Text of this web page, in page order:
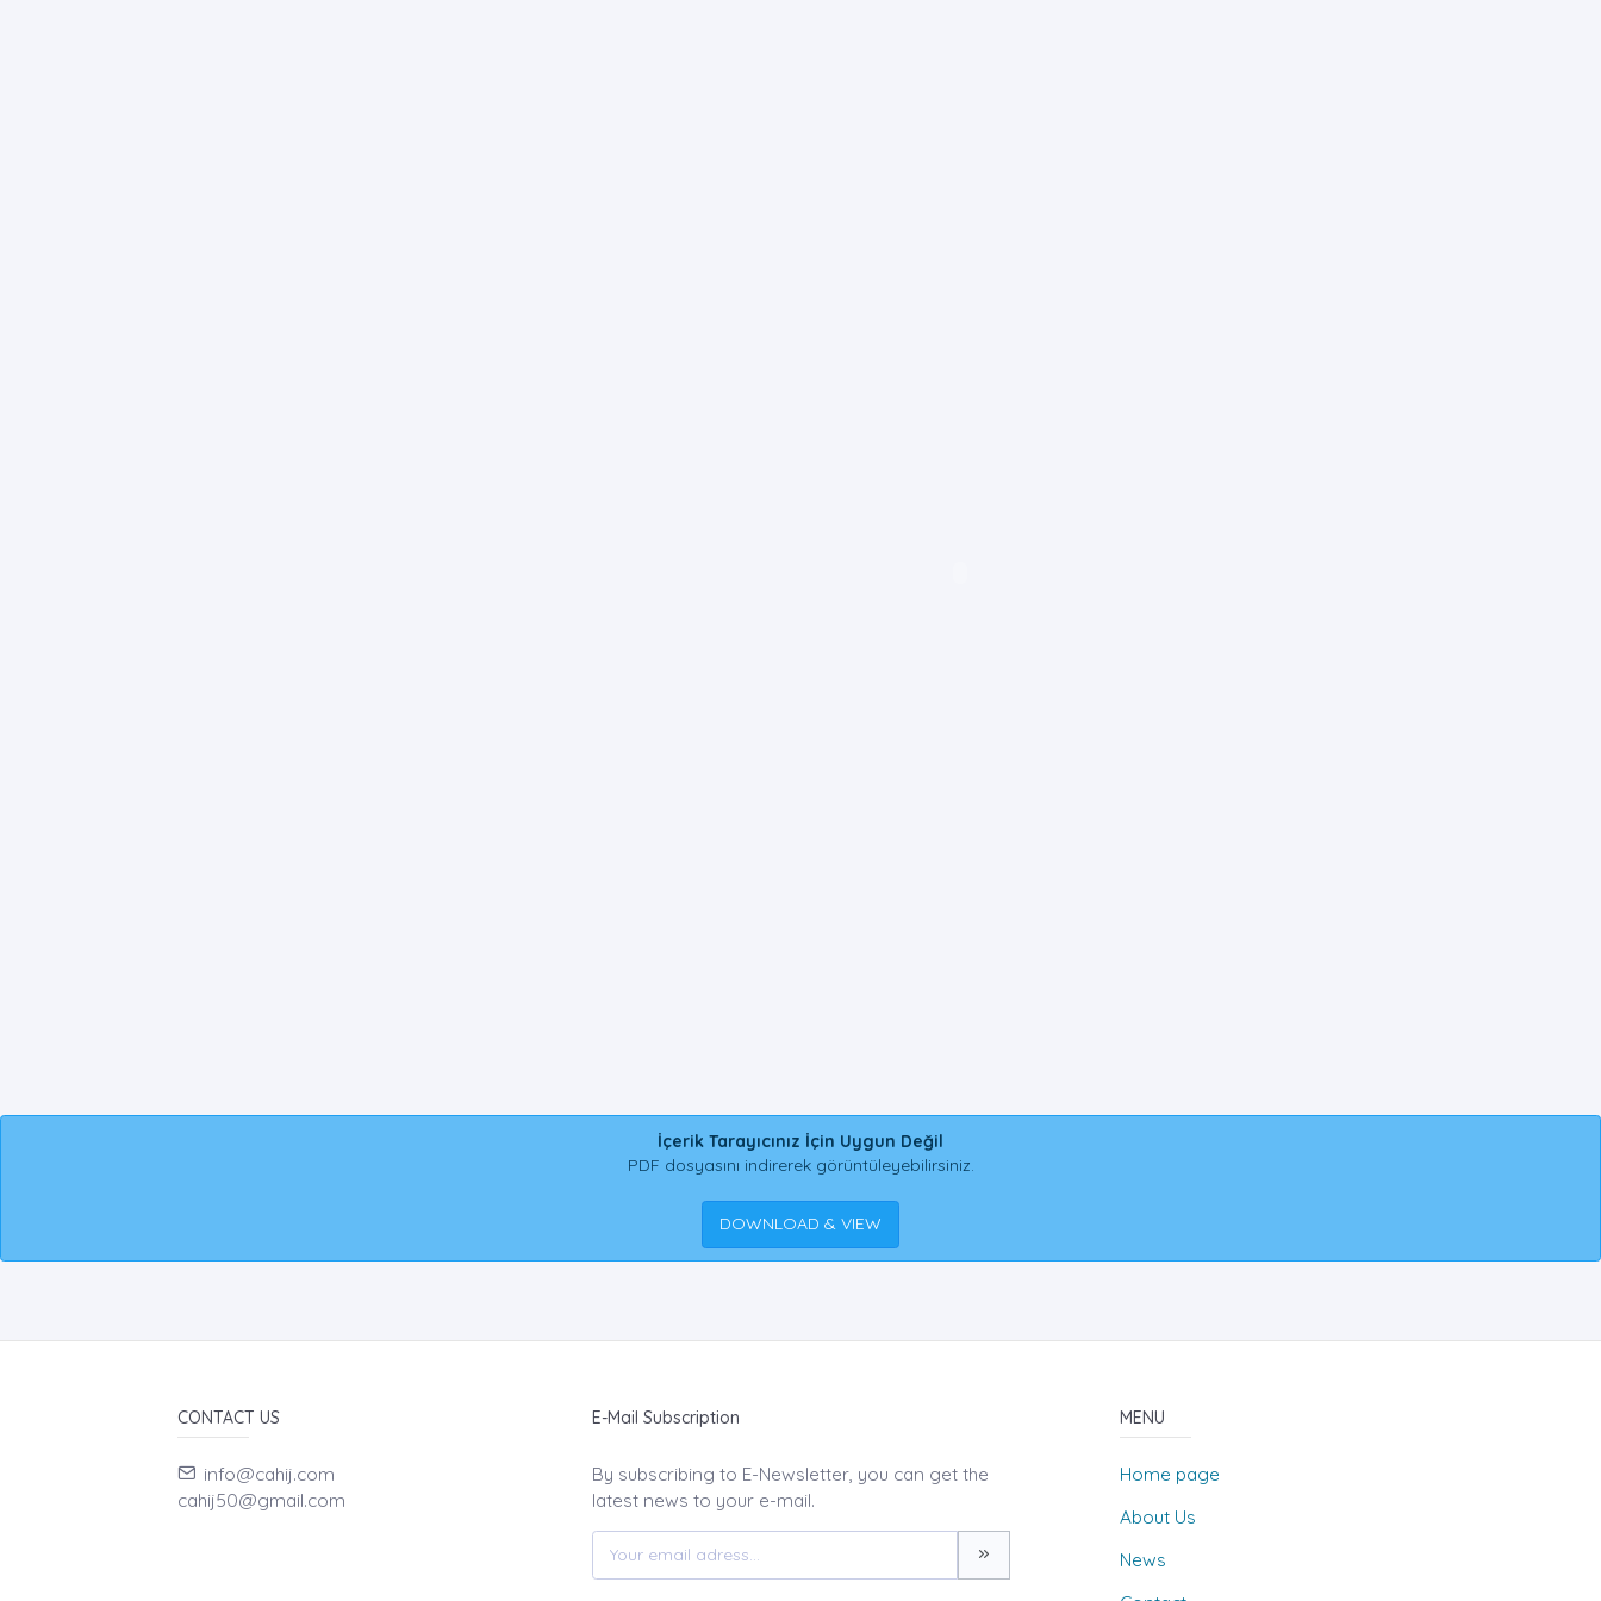
İçerik Tarayıcınız İçin Uygun Değil
PDF dosyasını indirerek görüntüleyebilirsiniz.
DOWNLOAD & VIEW
CONTACT US
info@cahij.com
cahij50@gmail.com
E-Mail Subscription
By subscribing to E-Newsletter, you can get the
latest news to your e-mail.
MENU
Home page
About Us
News